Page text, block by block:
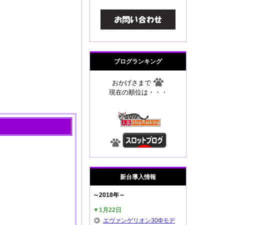
ブログランキング
おかげさまで
現在の順位は・・・
新台導入情報
～2018年～
▼1月22日
エヴァンゲリオン30Φモデ